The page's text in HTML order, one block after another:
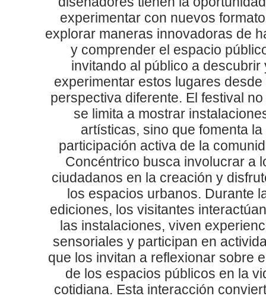
experimentar con nuevos
explorar maneras innovadoras de
y comprender el espacio
invitando al público a descubrir
experimentar estos lugares desde
perspectiva diferente. El festival
se limita a mostrar
artísticas, sino que fomenta la
participación activa de la
Concéntrico busca involucrar a
ciudadanos en la creación y
los espacios urbanos. Durante
ediciones, los visitantes
las instalaciones, viven
sensoriales y participan en
que los invitan a reflexionar sobre
de los espacios públicos en la
cotidiana. Esta interacción